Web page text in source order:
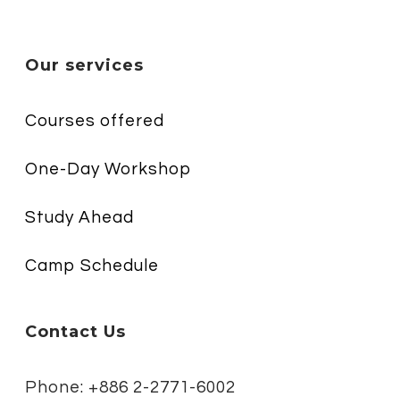
Our services
Courses offered
One-Day Workshop
Study Ahead
Camp Schedule
Contact Us
Phone: +886 2-2771-6002